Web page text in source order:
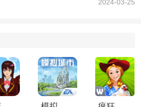
2024-03-25